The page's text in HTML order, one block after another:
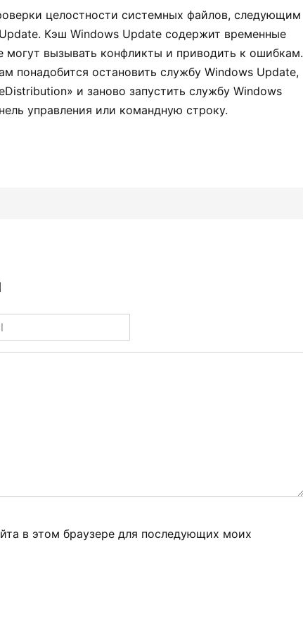
целостности системных файлов, следующим
Кэш Windows Update содержит временные
могут вызывать конфликты и приводить к ошибкам.
понадобится остановить службу Windows Update,
и заново запустить службу Windows
управления или командную строку.
в этом браузере для последующих моих